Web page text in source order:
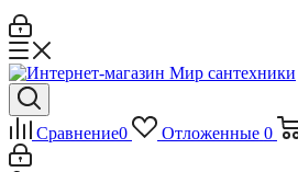
Сравнение0 Отложенные 0